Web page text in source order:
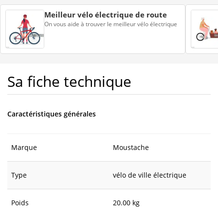
Meilleur vélo électrique de route
On vous aide à trouver le meilleur vélo électrique
Sa fiche technique
Caractéristiques générales
Marque Moustache
Type vélo de ville électrique
Poids 20.00 kg